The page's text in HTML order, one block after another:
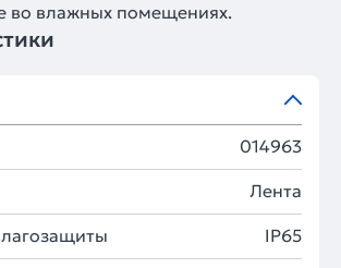
во влажных помещениях.
014963
Лента
IP65